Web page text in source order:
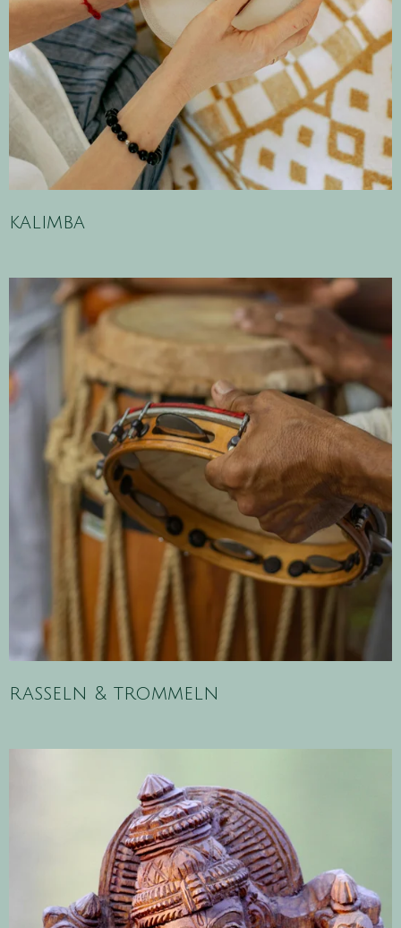
kalimba
rasseln & trommeln